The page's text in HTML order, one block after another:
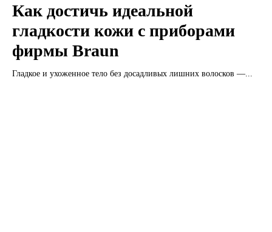
Как достичь идеальной
гладкости кожи с приборами
фирмы Braun
Гладкое и ухоженное тело без досадливых лишних волосков —...